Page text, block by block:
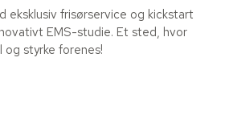
eksklusiv frisørservice og kickstart
EMS-studie. Et sted, hvor
og styrke forenes!